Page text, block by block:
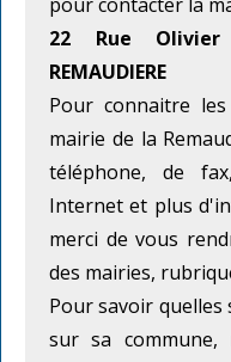
pour contacter la
22 Rue
REMAUDIERE
Pour connaitre les
mairie de la
téléphone, de
Internet et plus
merci de vous
des mairies,
Pour savoir
sur sa commune,